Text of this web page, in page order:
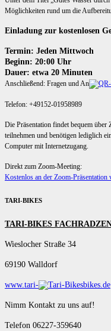
Möglichkeiten rund um die
Einladung zur kostenlosen
Termin: Jeden Mittwoch
Beginn: 20:00 Uhr
Dauer: etwa 20 Minuten
Anschließend: Fragen und An
Telefon: +49152-01958989
Die Präsentation findet bequem über
teilnehmen und benötigen lediglich
Computer mit Internetzugang.
Direkt zum Zoom-Meeting:
Kostenlos an der Zoom-Präsentation
TARI-BIKES
TARI-BIKES
Wieslocher Straße 34
69190 Walldorf
www.tari- bikes.de
Nimm Kontakt zu uns auf!
Telefon 06227-359640